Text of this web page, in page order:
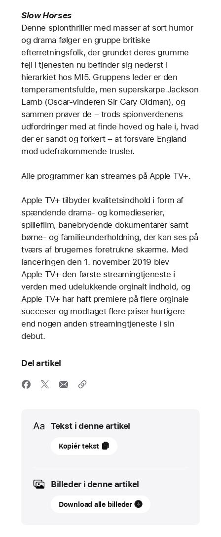
Slow Horses
Denne spionthriller med masser af sort humor
og drama følger en gruppe britiske
efterretningsfolk, der grundet deres grumme
fejl i tjenesten nu befinder sig nederst i
hierarkiet hos MI5. Gruppens leder er den
temperamentsfulde, men superskarpe Jackson
Lamb (Oscar-vinderen Sir Gary Oldman), og
sammen prøver de – trods spionverdenens
udfordringer med at finde hoved og hale i, hvad
der er sandt og forkert – at forsvare England
mod udefrakommende trusler.
Alle programmer kan streames på Apple TV+.
Apple TV+ tilbyder kvalitetsindhold i form af
spændende drama- og komedieserier,
spillefilm, banebrydende dokumentarer samt
børne- og familieunderholdning, der kan ses på
tværs af brugernes foretrukne skærme. Med
lanceringen den 1. november 2019 blev
Apple TV+ den første streamingtjeneste i
verden med udelukkende orginalt indhold, og
Apple TV+ har haft premiere på flere orginale
succeser og modtaget flere priser hurtigere
end nogen anden streamingtjeneste i sin
debut.
Del artikel
Tekst i denne artikel
september
The Studio
Kopiér tekst
Billeder i denne artikel
Download alle billeder